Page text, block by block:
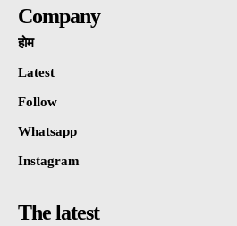
Company
होम
Latest
Follow
Whatsapp
Instagram
The latest